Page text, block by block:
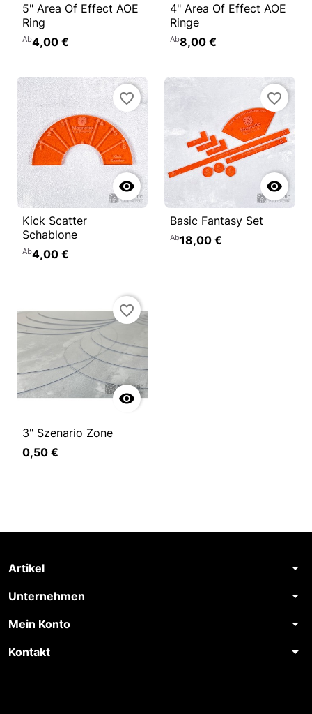
5" Area Of Effect AOE
Ring
Ab4,00 €
4" Area Of Effect AOE
Ringe
Ab8,00 €

favorite_border
Kick Scatter
Schablone
Ab4,00 €

favorite_border
Basic Fantasy Set
Ab18,00 €

favorite_border
3" Szenario Zone
0,50 €
Artikel arrow_drop_down
Unternehmen arrow_drop_down
Mein Konto arrow_drop_down
Kontakt arrow_drop_down